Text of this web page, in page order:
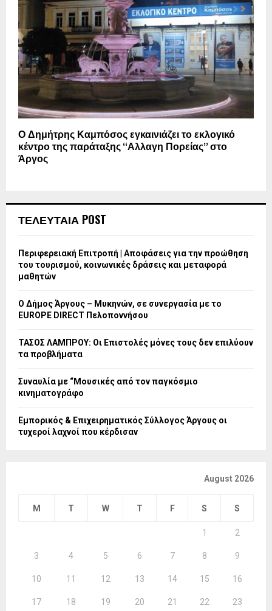
Ο Δημήτρης Καμπόσος εγκαινιάζει το εκλογικό
κέντρο της παράταξης “Αλλαγη Πορείας” στο
Άργος
ΤΕΛΕΥΤΑΙΑ POST
Περιφερειακή Επιτροπή | Αποφάσεις για την προώθηση
του τουρισμού, κοινωνικές δράσεις και μεταφορά
μαθητών
Ο Δήμος Άργους – Μυκηνών, σε συνεργασία με το
EUROPE DIRECT Πελοποννήσου
ΤΑΣΟΣ ΛΑΜΠΡΟΥ: Οι Επιστολές μόνες τους δεν επιλύουν
τα προβλήματα
Συναυλία με “Μουσικές από τον παγκόσμιο
κινηματογράφο
Εμπορικός & Επιχειρηματικός Σύλλογος Άργους οι
τυχεροί λαχνοί που κέρδισαν
August 2026
M T W T F S S
1 2
3 4 5 6 7 8 9
10 11 12 13 14 15 16
17 18 19 20 21 22 23